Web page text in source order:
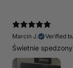
Marcin J.
Verified
Świetnie